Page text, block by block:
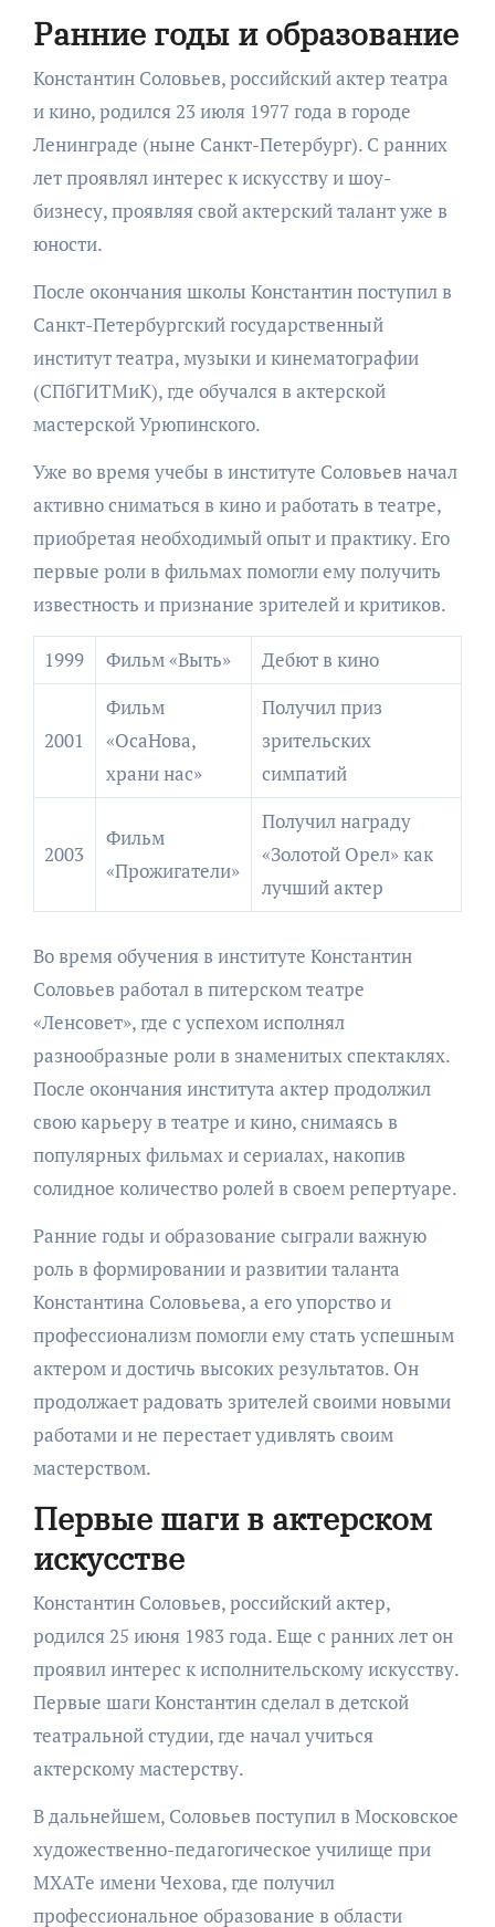
Ранние годы и образование
Константин Соловьев, российский актер театра
и кино, родился 23 июля 1977 года в городе
Ленинграде (ныне Санкт-Петербург). С ранних
лет проявлял интерес к искусству и шоу-
бизнесу, проявляя свой актерский талант уже в
юности.
После окончания школы Константин поступил в
Санкт-Петербургский государственный
институт театра, музыки и кинематографии
(СПбГИТМиК), где обучался в актерской
мастерской Урюпинского.
Уже во время учебы в институте Соловьев начал
активно сниматься в кино и работать в театре,
приобретая необходимый опыт и практику. Его
первые роли в фильмах помогли ему получить
известность и признание зрителей и критиков.
1999 Фильм «Выть» Дебют в кино
2001
Фильм
«ОсаНова,
храни нас»
Получил приз
зрительских
симпатий
2003
Фильм
«Прожигатели»
Получил награду
«Золотой Орел» как
лучший актер
Во время обучения в институте Константин
Соловьев работал в питерском театре
«Ленсовет», где с успехом исполнял
разнообразные роли в знаменитых спектаклях.
После окончания института актер продолжил
свою карьеру в театре и кино, снимаясь в
популярных фильмах и сериалах, накопив
солидное количество ролей в своем репертуаре.
Ранние годы и образование сыграли важную
роль в формировании и развитии таланта
Константина Соловьева, а его упорство и
профессионализм помогли ему стать успешным
актером и достичь высоких результатов. Он
продолжает радовать зрителей своими новыми
работами и не перестает удивлять своим
мастерством.
Первые шаги в актерском
искусстве
Константин Соловьев, российский актер,
родился 25 июня 1983 года. Еще с ранних лет он
проявил интерес к исполнительскому искусству.
Первые шаги Константин сделал в детской
театральной студии, где начал учиться
актерскому мастерству.
В дальнейшем, Соловьев поступил в Московское
художественно-педагогическое училище при
МХАТе имени Чехова, где получил
профессиональное образование в области